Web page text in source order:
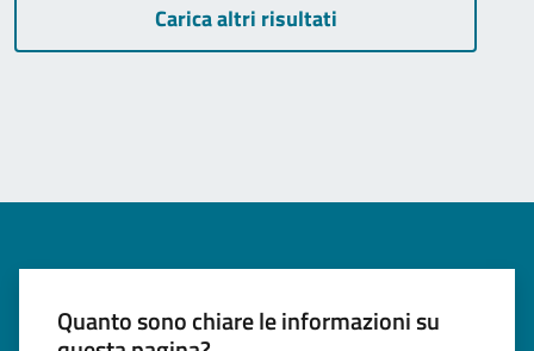
Carica altri risultati
Quanto sono chiare le informazioni su